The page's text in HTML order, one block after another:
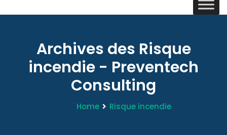
Archives des Risque
incendie - Preventech
Consulting
Home Risque incendie